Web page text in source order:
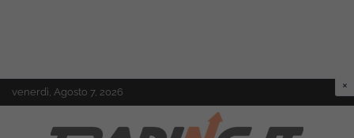
to
venerdì, Agosto 7, 2026